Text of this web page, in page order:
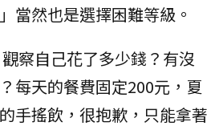
當然也是選擇困難等級。
觀察自己花了多少錢？有沒
每天的餐費固定200元，夏
手搖飲，很抱歉，只能拿著